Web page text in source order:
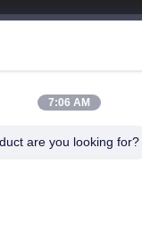
7:06 AM
are you looking for?